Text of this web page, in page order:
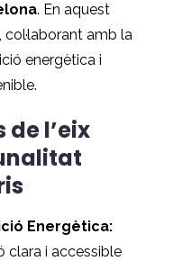
. En aquest
col·laborant amb la
energètica i
l’eix
Energètica:
clara i accessible